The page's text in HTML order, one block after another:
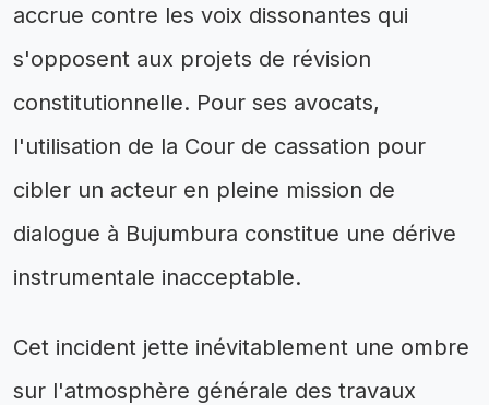
accrue contre les voix dissonantes qui
s'opposent aux projets de révision
constitutionnelle. Pour ses avocats,
l'utilisation de la Cour de cassation pour
cibler un acteur en pleine mission de
dialogue à Bujumbura constitue une dérive
instrumentale inacceptable.
Cet incident jette inévitablement une ombre
sur l'atmosphère générale des travaux